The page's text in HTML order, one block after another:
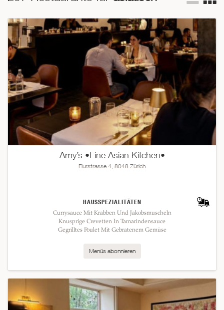
auch schmackhaft und gesund. In dieser Liste sind die
besten Anbieter chinesischer, thailändischer, indischer,
japanischer und vietnamesischer Küche zusammengestellt.
Wenn Sie Lust verspüren auf lebendige, kunstvoll zubereitete
Speisen, dann versuchen Sie einen dieser asiatischen Top-
Restaurants. Nur noch Augen zu und geniessen und
träumen...
Amy’s •Fine Asian Kitchen•
Flurstrasse 4, 8048 Zürich
HAUSSPEZIALITÄTEN
Currysauce Mit Krabben Und Jakobsmuscheln
Knusprige Crevetten In Tamarindensauce
Gegrilltes Poulet Mit Gebratenem Gemüse
Menüs abonnieren